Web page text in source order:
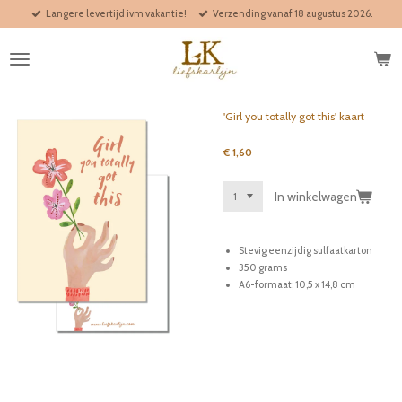
de
Langere levertijd ivm vakantie! Verzending vanaf 18 augustus 2026.
'Girl you totally got this' kaart
€ 1,60
In winkelwagen
Stevig eenzijdig sulfaatkarton
350 grams
A6-formaat; 10,5 x 14,8 cm